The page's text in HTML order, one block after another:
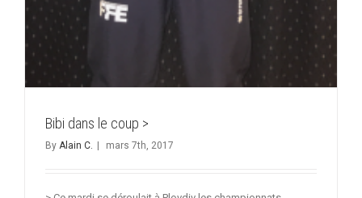
Bibi dans le coup >
By Alain C. mars 7th, 2017